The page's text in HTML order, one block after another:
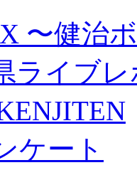
〜健治
ライブ
ケート